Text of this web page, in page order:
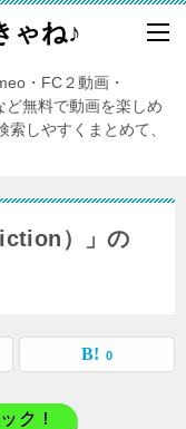
ゃね♪
・FC２動画・
無料で動画を楽しめ
しやすくまとめて、
）」の
0
ク！